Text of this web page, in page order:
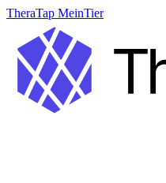
TheraTap MeinTier